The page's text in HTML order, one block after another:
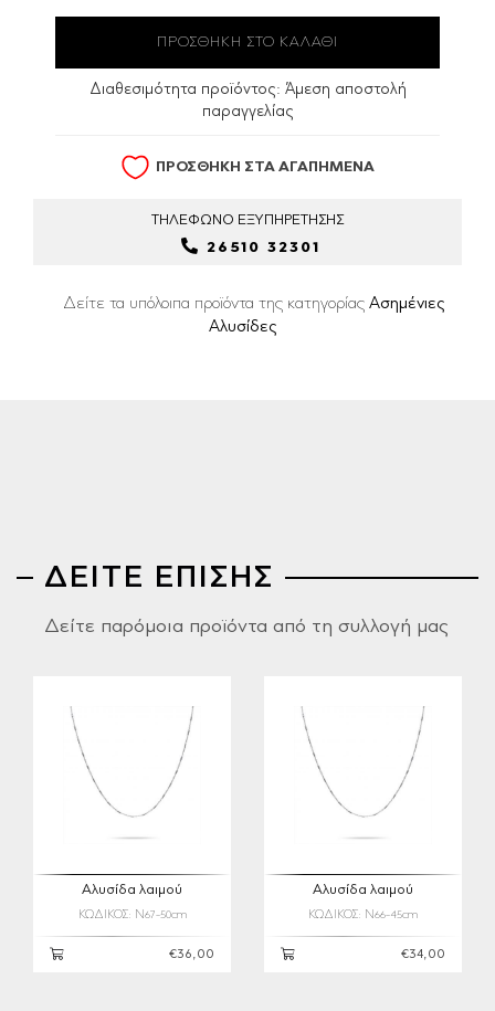
Διαθεσιμότητα προϊόντος: Άμεση αποστολή
παραγγελίας
ΠΡΟΣΘΗΚΗ ΣΤΑ ΑΓΑΠΗΜΕΝΑ
ΤΗΛΕΦΩΝΟ ΕΞΥΠΗΡΕΤΗΣΗΣ
26510 32301
Δείτε τα υπόλοιπα προϊόντα της κατηγορίας Ασημένιες
Αλυσίδες
ΔΕΙΤΕ ΕΠΙΣΗΣ
Δείτε παρόμοια προϊόντα από τη συλλογή μας
Αλυσίδα λαιμού
ΚΩΔΙΚΟΣ: N67-50cm
€36,00
Αλυσίδα λαιμού
ΚΩΔΙΚΟΣ: N66-45cm
€34,00